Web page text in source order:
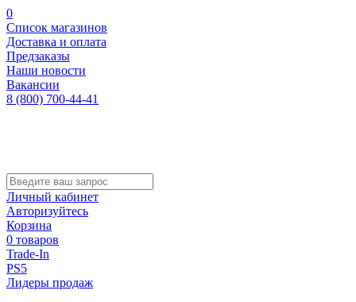
0
Список магазинов
Доставка и оплата
Предзаказы
Наши новости
Вакансии
8 (800) 700-44-41
Личный кабинет
Авторизуйтесь
Корзина
0 товаров
Trade-In
PS5
Лидеры продаж